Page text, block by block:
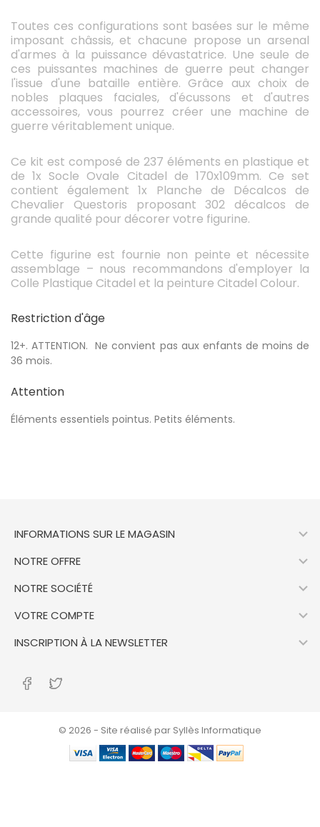
Toutes ces configurations sont basées sur le même
imposant châssis, et chacune propose un arsenal
d'armes à la puissance dévastatrice. Une seule de
ces puissantes machines de guerre peut changer
l'issue d'une bataille entière. Grâce aux choix de
nobles plaques faciales, d'écussons et d'autres
accessoires, vous pourrez créer une machine de
guerre véritablement unique.
Ce kit est composé de 237 éléments en plastique et
de 1x Socle Ovale Citadel de 170x109mm. Ce set
contient également 1x Planche de Décalcos de
Chevalier Questoris proposant 302 décalcos de
grande qualité pour décorer votre figurine.
Cette figurine est fournie non peinte et nécessite
assemblage – nous recommandons d'employer la
Colle Plastique Citadel et la peinture Citadel Colour.
Restriction d'âge
12+. ATTENTION. Ne convient pas aux enfants de moins de
36 mois.
Attention
Éléments essentiels pointus. Petits éléments.
INFORMATIONS SUR LE MAGASIN 
NOTRE OFFRE 
NOTRE SOCIÉTÉ 
VOTRE COMPTE 
INSCRIPTION À LA NEWSLETTER 
© 2026 - Site réalisé par Syllès Informatique